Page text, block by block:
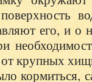
его, и о
крупных
кормиться,